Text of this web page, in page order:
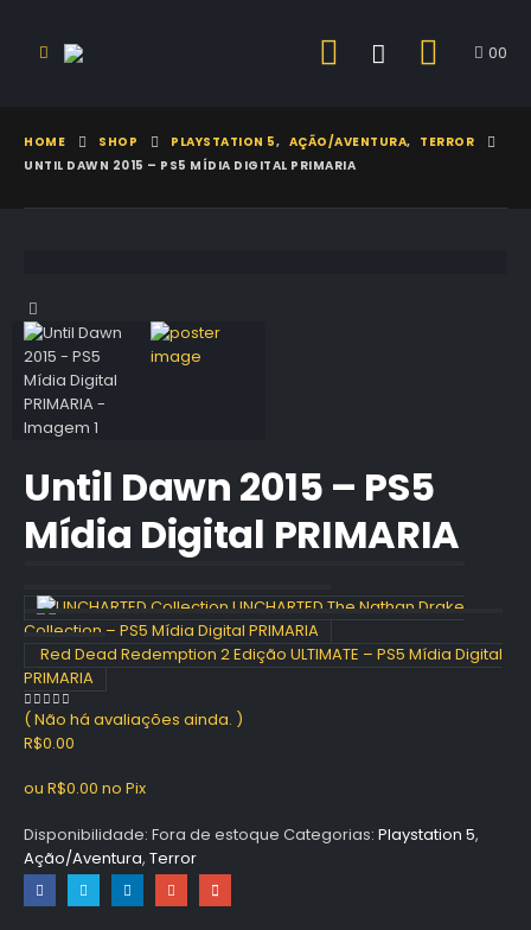
00
HOME SHOP PLAYSTATION 5, AÇÃO/AVENTURA, TERROR
UNTIL DAWN 2015 – PS5 MÍDIA DIGITAL PRIMARIA
Until Dawn 2015 – PS5
Mídia Digital PRIMARIA
UNCHARTED The Nathan Drake
Collection – PS5 Mídia Digital PRIMARIA
Red Dead Redemption 2 Edição ULTIMATE – PS5 Mídia Digital
PRIMARIA
0 out of 5
( Não há avaliações ainda. )
R$0.00
ou R$0.00 no Pix
Disponibilidade: Fora de estoque Categorias: Playstation 5,
Ação/Aventura, Terror